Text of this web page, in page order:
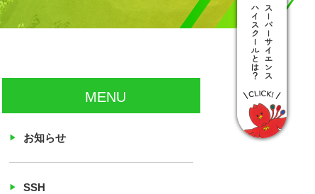
MENU
お知らせ
SSH